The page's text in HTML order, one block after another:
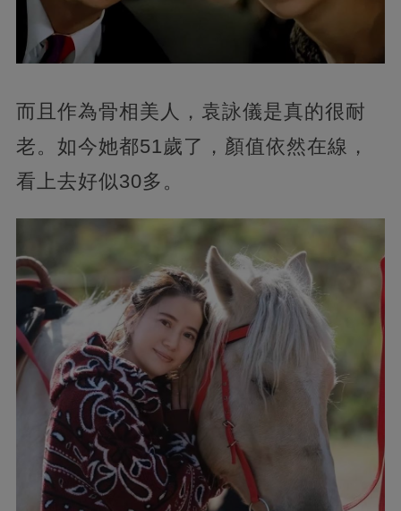
而且作為骨相美人，袁詠儀是真的很耐
老。如今她都51歲了，顏值依然在線，
看上去好似30多。